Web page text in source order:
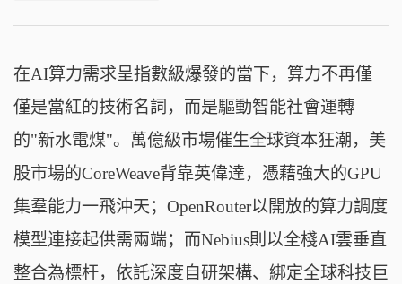
在AI算力需求呈指數級爆發的當下，算力不再僅
僅是當紅的技術名詞，而是驅動智能社會運轉
的"新水電煤"。萬億級市場催生全球資本狂潮，美
股市場的CoreWeave背靠英偉達，憑藉強大的GPU
集羣能力一飛沖天；OpenRouter以開放的算力調度
模型連接起供需兩端；而Nebius則以全棧AI雲垂直
整合為標杆，依託深度自研架構、綁定全球科技巨